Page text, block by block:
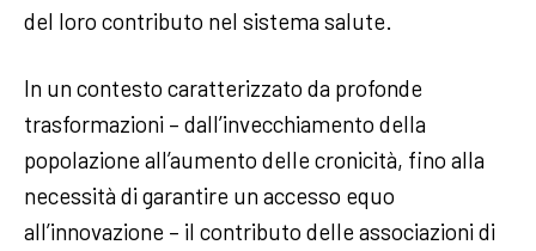
del loro contributo nel sistema salute.
In un contesto caratterizzato da profonde
trasformazioni – dall’invecchiamento della
popolazione all’aumento delle cronicità, fino alla
necessità di garantire un accesso equo
all’innovazione – il contributo delle associazioni di